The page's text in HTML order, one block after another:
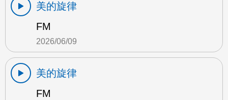
美的旋律
FM
2026/06/09
美的旋律
FM